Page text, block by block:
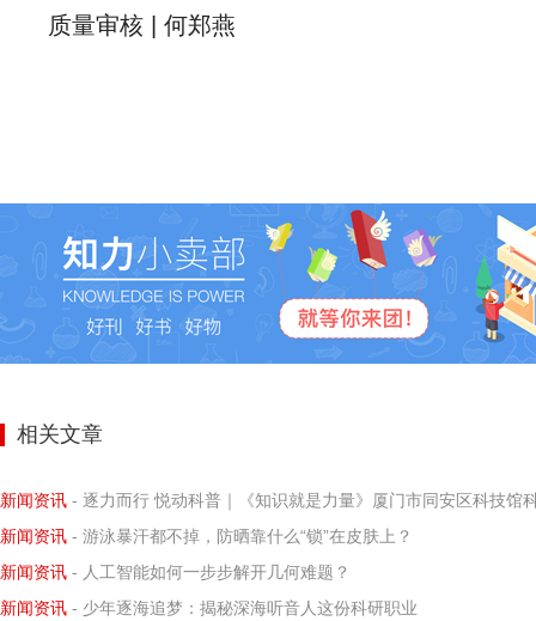
质量审核 | 何郑燕
相关文章
新闻资讯 - 逐力而行 悦动科普｜《知识就是力量》厦门市同安区科技馆科学小记者探寻阿基米德力学
新闻资讯 - 游泳暴汗都不掉，防晒靠什么“锁”在皮肤上？
新闻资讯 - 人工智能如何一步步解开几何难题？
新闻资讯 - 少年逐海追梦：揭秘深海听音人这份科研职业